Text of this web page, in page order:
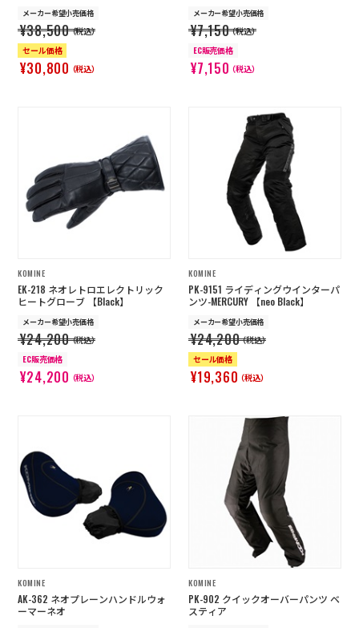
メーカー希望小売価格
¥38,500（税込）
セール価格
¥30,800（税込）
メーカー希望小売価格
¥7,150（税込）
EC販売価格
¥7,150（税込）
KOMINE
EK-218 ネオレトロエレクトリック
ヒートグローブ 【Black】
メーカー希望小売価格
¥24,200（税込）
EC販売価格
¥24,200（税込）
KOMINE
PK-9151 ライディングウインターパ
ンツ-MERCURY 【neo Black】
メーカー希望小売価格
¥24,200（税込）
セール価格
¥19,360（税込）
KOMINE
AK-362 ネオプレーンハンドルウォ
ーマーネオ
KOMINE
PK-902 クイックオーバーパンツ ベ
スティア